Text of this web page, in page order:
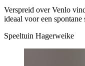
Verspreid over Venlo
ideaal voor een
Speeltuin Hagerweike